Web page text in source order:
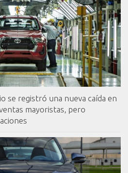
se registró una nueva caída en
mayoristas, pero